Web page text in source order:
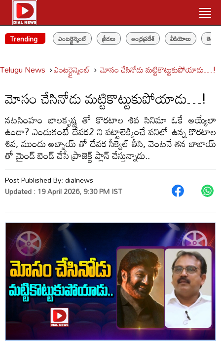
Trending ఎంటర్టైన్మెంట్ క్రీడలు ఆంధ్రప్రదేశ్ వీడియోలు
Telugu News ఎంటర్టైన్మెంట్ మోసం చేసినోడు మట్టికొట్టుకుపోయాడు…!
మోసం చేసినోడు మట్టికొట్టుకుపోయాడు…!
నటసింహం బాలకృష్ణ తో కొరటాల శివ సినిమా ఓకే అయ్యేలా
ఉందా? ఎందుకంటే దేవర2 ని పట్టాలెక్కించే పనిలో ఉన్న కొరటాల
శివ, ముందు అబ్బాయ్ తో దేవర సీక్వెల్ తీసి, వెంటనే తన బాబాయ్
తో మైండ్ బెండ్ చేసే ప్రాజెక్ట్ ప్లాన్ చేస్తున్నాడు..
Post Published By:dialnews
Updated : 19 April 2026, 9:30 PM IST